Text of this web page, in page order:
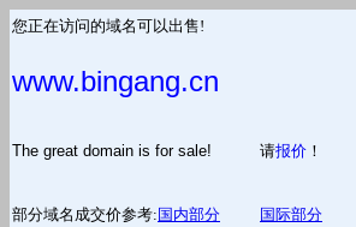
您正在访问的域名可以出售!
www.bingang.cn
The great domain is for sale! 请报价 ！
部分域名成交价参考: 国内部分 国际部分